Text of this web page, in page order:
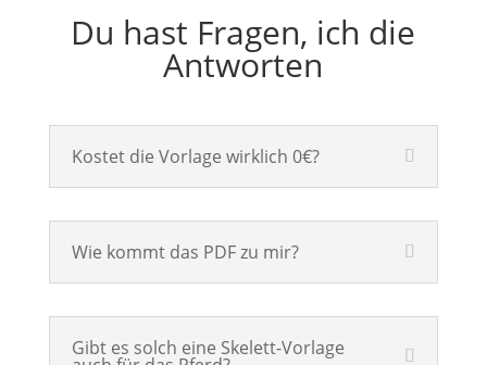
Du hast Fragen, ich die
Antworten
Kostet die Vorlage wirklich 0€?
Wie kommt das PDF zu mir?
Gibt es solch eine Skelett-Vorlage